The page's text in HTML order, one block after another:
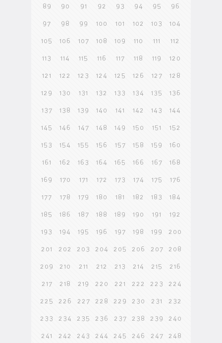
89 90 91 92 93 94 95 96
97 98 99 100 101 102 103 104
105 106 107 108 109 110 111 112
113 114 115 116 117 118 119 120
121 122 123 124 125 126 127 128
129 130 131 132 133 134 135 136
137 138 139 140 141 142 143 144
145 146 147 148 149 150 151 152
153 154 155 156 157 158 159 160
161 162 163 164 165 166 167 168
169 170 171 172 173 174 175 176
177 178 179 180 181 182 183 184
185 186 187 188 189 190 191 192
193 194 195 196 197 198 199 200
201 202 203 204 205 206 207 208
209 210 211 212 213 214 215 216
217 218 219 220 221 222 223 224
225 226 227 228 229 230 231 232
233 234 235 236 237 238 239 240
241 242 243 244 245 246 247 248